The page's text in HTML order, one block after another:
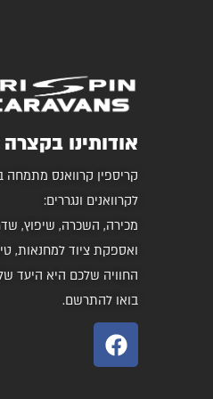
אודותינו בקצרה
קריספין קרוואנס מתמחה
לקרוואנים ונגררים:
מכירה, השכרה, שיפוץ,
ואספקת ציוד למחנאות,
החוויה שלכם היא היעד
בואו להתרשם.